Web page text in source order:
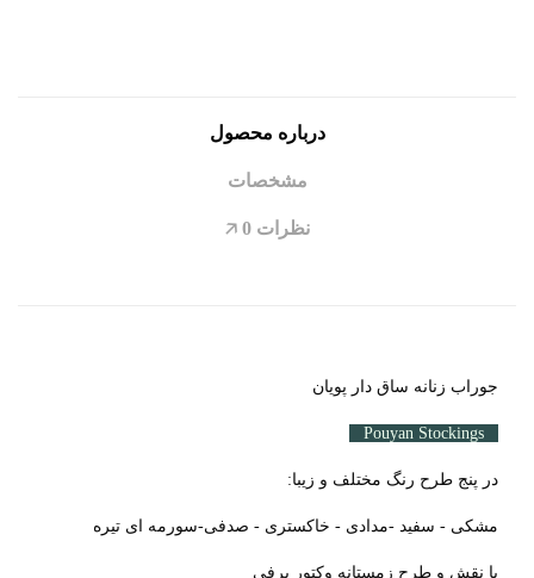
درباره محصول
مشخصات
نظرات0
🡥
جوراب زنانه ساق دار پویان
در پنج طرح رنگ مختلف و زیبا:
مشکی - سفید -مدادی - خاکستری - صدفی-سورمه ای تیره
با نقش و طرح زمستانه وکتور برفی